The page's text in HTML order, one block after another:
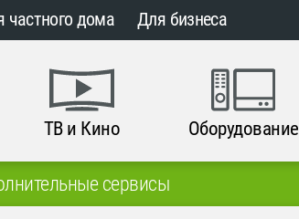
частного дома Для бизнеса
ТВ и Кино Оборудование
сервисы